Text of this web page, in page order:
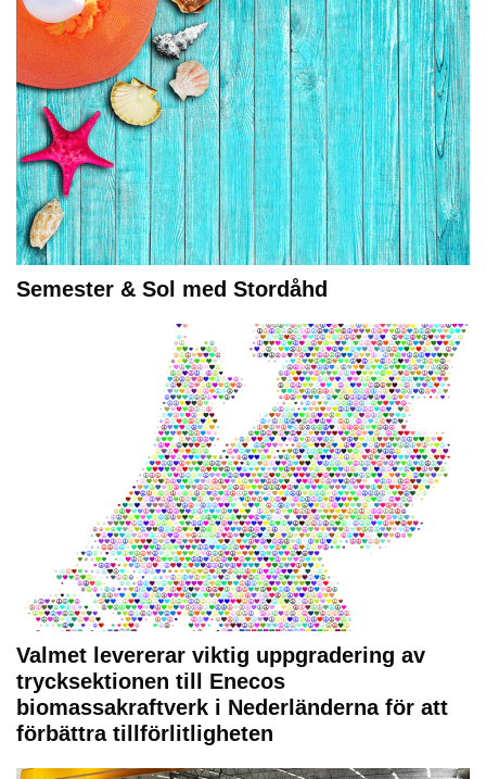
Semester & Sol med Stordåhd
Valmet levererar viktig uppgradering av
trycksektionen till Enecos
biomassakraftverk i Nederländerna för att
förbättra tillförlitligheten